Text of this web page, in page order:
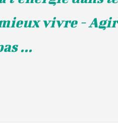
vivre - Agir
...